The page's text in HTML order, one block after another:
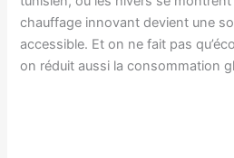
chauffage innovant devient une
accessible. Et on ne fait pas
on réduit aussi la consommation